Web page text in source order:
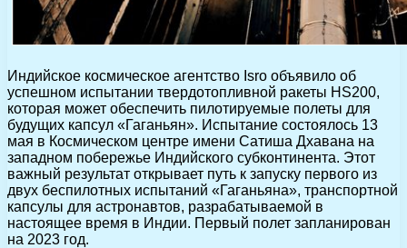
Индийское космическое агентство Isro объявило об
успешном испытании твердотопливной ракеты HS200,
которая может обеспечить пилотируемые полеты для
будущих капсул «Гаганьян». Испытание состоялось 13
мая в Космическом центре имени Сатиша Дхавана на
западном побережье Индийского субконтинента. Этот
важный результат открывает путь к запуску первого из
двух беспилотных испытаний «Гаганьяна», транспортной
капсулы для астронавтов, разрабатываемой в
настоящее время в Индии. Первый полет запланирован
на 2023 год.